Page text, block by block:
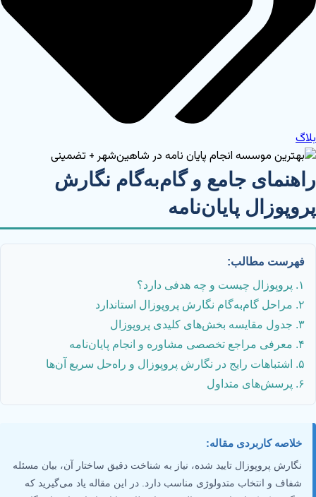
بلاگ
راهنمای جامع و گام‌به‌گام نگارش
پروپوزال پایان‌نامه
فهرست مطالب:
۱. پروپوزال چیست و چه هدفی دارد؟
۲. مراحل گام‌به‌گام نگارش پروپوزال استاندارد
۳. جدول مقایسه بخش‌های کلیدی پروپوزال
۴. معرفی مراجع تخصصی مشاوره و انجام پایان‌نامه
۵. اشتباهات رایج در نگارش پروپوزال و راه‌حل سریع آن‌ها
۶. پرسش‌های متداول
خلاصه کاربردی مقاله:
نگارش پروپوزال تایید شده، نیاز به شناخت دقیق ساختار آن، بیان مسئله
شفاف و انتخاب متدولوژی مناسب دارد. در این مقاله یاد می‌گیرید که